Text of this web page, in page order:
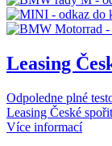
Leasing
Odpoledne plné
Leasing České
Více informací